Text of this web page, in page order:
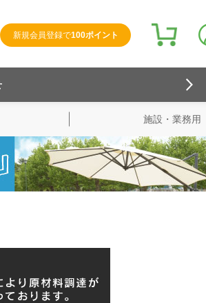
新規会員登録で100ポイント
検索
施設・業務用